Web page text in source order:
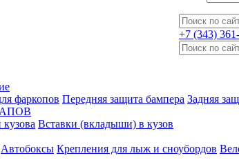
+7 (343)
фаркопов Передняя защита бампера Задняя
Вставки (вкладыши) в кузов
Автобоксы Крепления для лыж и сноубордов